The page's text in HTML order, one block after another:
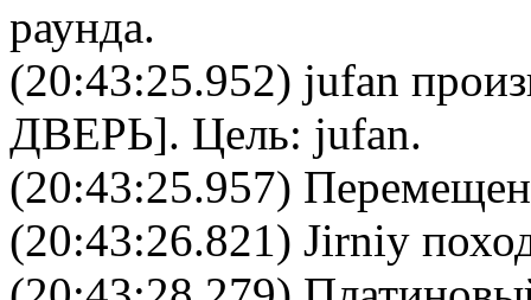
раунда.
(20:43:25.952) jufan
ДВЕРЬ]. Цель: jufan.
(20:43:25.957)
(20:43:26.821) Jirniy